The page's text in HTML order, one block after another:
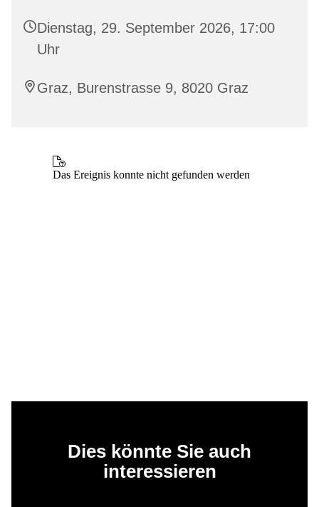
Dienstag, 29. September 2026, 17:00
Uhr
Graz, Burenstrasse 9, 8020 Graz
Dies könnte Sie auch
interessieren